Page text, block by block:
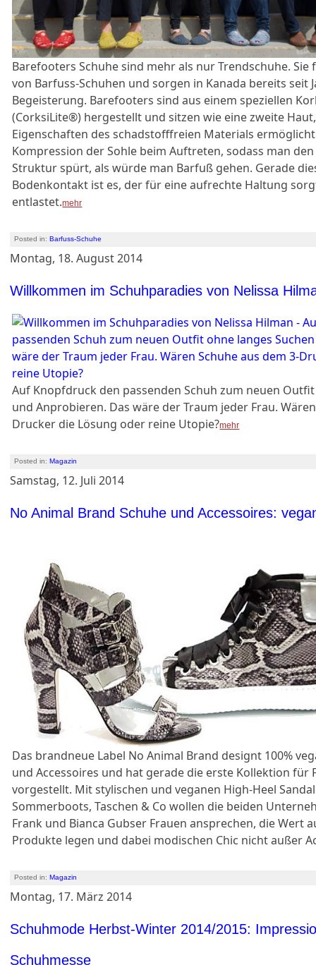
Barefooters Schuhe sind mehr als nur Trendschuhe.
von Barfuss-Schuhen und sorgen in Kanada bereits seit
Begeisterung. Barefooters sind aus einem speziellen
(CorksiLite®) hergestellt und sitzen wie eine zweite
Eigenschaften des schadstofffreien Materials
Kompression der Sohle beim Auftreten, sodass man
Struktur spürt, als würde man Barfuß gehen. Gerade
Bodenkontakt ist es, der für eine aufrechte Haltung
entlastet.mehr
Posted in:Barfuss-Schuhe
Montag, 18. August 2014
Willkommen im Schuhparadies von Nelissa
Auf Knopfdruck den passenden Schuh zum neuen
und Anprobieren. Das wäre der Traum jeder Frau.
Drucker die Lösung oder reine Utopie?mehr
Posted in:Magazin
Samstag, 12. Juli 2014
No Animal Brand Schuhe und Accessoires:
Das brandneue Label No Animal Brand designt 100%
und Accessoires und hat gerade die erste Kollektion für
vorgestellt. Mit stylischen und veganen High-Heel
Sommerboots, Taschen & Co wollen die beiden
Frank und Bianca Gubser Frauen ansprechen, die Wert
Produkte legen und dabei modischen Chic nicht außer
Posted in:Magazin
Montag, 17. März 2014
Schuhmode Herbst-Winter 2014/2015:
Schuhmesse